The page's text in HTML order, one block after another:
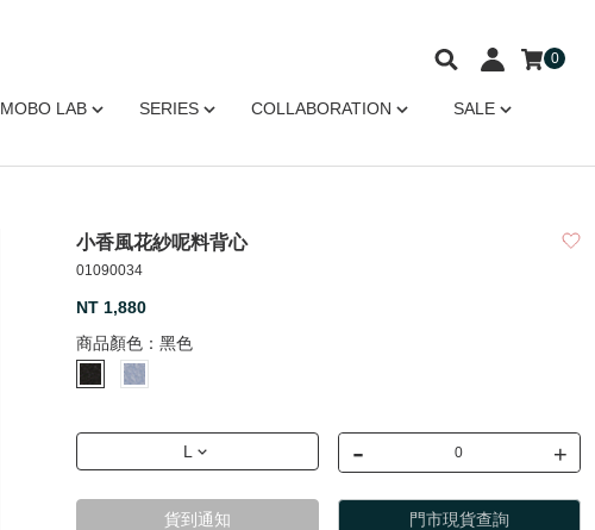
MOBO LAB SERIES COLLABORATION SALE
0
小香風花紗呢料背心
01090034
NT 1,880
商品顏色： 黑色
L - +
貨到通知 門市現貨查詢